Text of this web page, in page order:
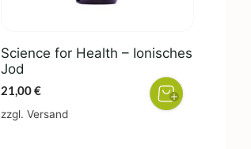
Science for Health – Ionisches
Jod
21,00€
zzgl. Versand